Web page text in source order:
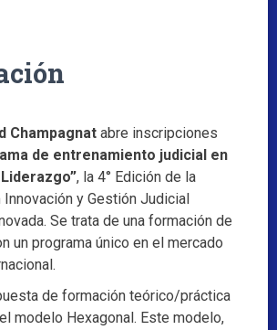
Champagnat abre inscripciones
de entrenamiento judicial en
, la 4° Edición de la
Innovación y Gestión Judicial
Se trata de una formación de
un programa único en el mercado
de formación teórico/práctica
modelo Hexagonal. Este modelo,